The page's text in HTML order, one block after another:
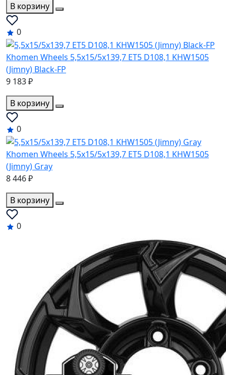
В корзину
0
Khomen Wheels 5,5x15/5x139,7 ET5 D108,1 KHW1505
(Jimny) Black-FP
9 183 ₽
В корзину
0
Khomen Wheels 5,5x15/5x139,7 ET5 D108,1 KHW1505
(Jimny) Gray
8 446 ₽
В корзину
0